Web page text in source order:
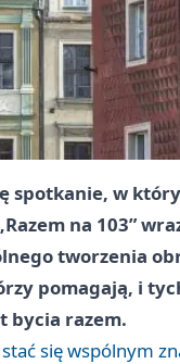
spotkanie, w
na 103”
tworzenia
pomagają, i
bycia razem.
się wspólnym